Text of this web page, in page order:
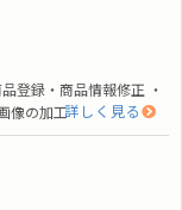
登録・商品情報修正 ・
像の加工詳しく見る